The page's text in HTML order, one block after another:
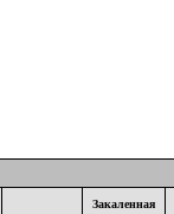
Закаленная